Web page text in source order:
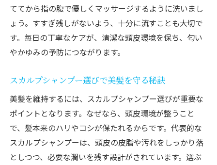
ててから指の腹で優しくマッサージするように洗いまし
ょう。すすぎ残しがないよう、十分に流すことも大切で
す。毎日の丁寧なケアが、清潔な頭皮環境を保ち、匂い
やかゆみの予防につながります。
スカルプシャンプー選びで美髪を守る秘訣
美髪を維持するには、スカルプシャンプー選びが重要な
ポイントとなります。なぜなら、頭皮環境が整うこと
で、髪本来のハリやコシが保たれるからです。代表的な
スカルプシャンプーは、頭皮の皮脂や汚れをしっかり落
としつつ、必要な潤いを残す設計がされています。選ぶ